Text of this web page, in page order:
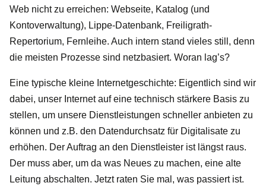
Web nicht zu erreichen: Webseite, Katalog (und
Kontoverwaltung), Lippe-Datenbank, Freiligrath-
Repertorium, Fernleihe. Auch intern stand vieles still, denn
die meisten Prozesse sind netzbasiert. Woran lag’s?
Eine typische kleine Internetgeschichte: Eigentlich sind wir
dabei, unser Internet auf eine technisch stärkere Basis zu
stellen, um unsere Dienstleistungen schneller anbieten zu
können und z.B. den Datendurchsatz für Digitalisate zu
erhöhen. Der Auftrag an den Dienstleister ist längst raus.
Der muss aber, um da was Neues zu machen, eine alte
Leitung abschalten. Jetzt raten Sie mal, was passiert ist.